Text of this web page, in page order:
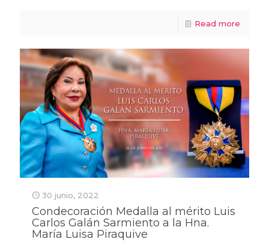
Read more
30 junio, 2022
Condecoración Medalla al mérito Luis
Carlos Galán Sarmiento a la Hna.
María Luisa Piraquive